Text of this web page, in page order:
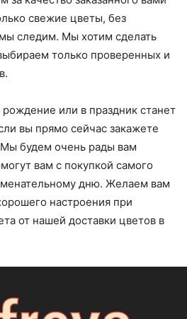
свежие цветы, без
следим. Мы хотим сделать
только проверенных и
или в праздник станет
вы прямо сейчас закажете
будем очень рады вам
вам с покупкой самого
дню. Желаем вам
настроения при
от нашей доставки цветов в